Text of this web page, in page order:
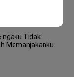
ngaku Tidak
Memanjakanku